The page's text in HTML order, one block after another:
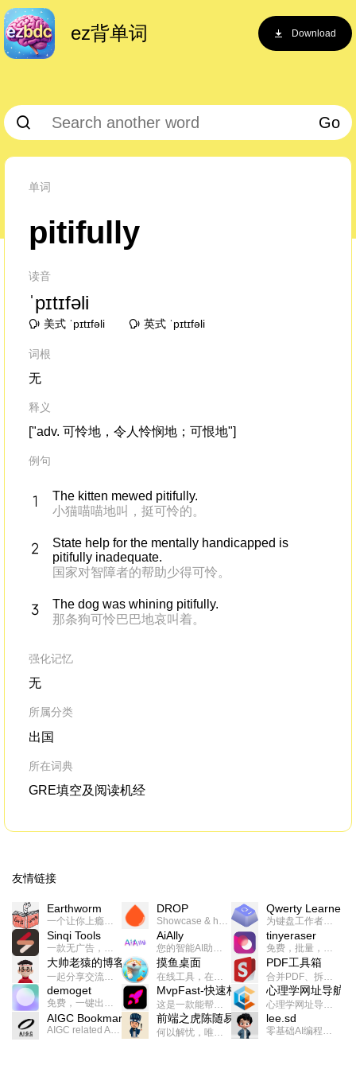
ez背单词 Download
Go
单词
pitifully
读音
ˈpɪtɪfəli
美式 ˈpɪtɪfəli 英式 ˈpɪtɪfəli
词根
无
释义
["adv. 可怜地，令人怜悯地；可恨地"]
例句
The kitten mewed pitifully.
小猫喵喵地叫，挺可怜的。
State help for the mentally handicapped is
pitifully inadequate.
国家对智障者的帮助少得可怜。
The dog was whining pitifully.
那条狗可怜巴巴地哀叫着。
强化记忆
无
所属分类
出国
所在词典
GRE填空及阅读机经
友情链接
Earthworm
一个让你上瘾的英语学习工具，使用 连词成句 、 i + 1 、 以终为始等学习理论来帮助你习得英语，通过不断的重复形成肌肉记忆，最重要的是 游戏化 的形式让学习英语从此不再痛苦
DROP
Showcase & host your work in extraordinary ways.不限速文件分享，托管，建站平台
Qwerty Learner
为键盘工作者设计的单词与肌肉记忆锻炼软件
Sinqi Tools
一款无广告，界面清爽的神奇在线小工具集合，范围包括但不限于：开发，设计，日常生活等
AiAlly
您的智能AI助手解决方案。提供24/7全天候的高效虚拟员工服务，助力个人和组织提升生产力、激发创新潜能。
tinyeraser
免费，批量，快速，一键换背景的桌面软件
大帅老猿的博客
一起分享交流生活学习，出海赚钱，编程技术，远程工作，优秀产品等相关话题。希望大家都能有所收获。
摸鱼桌面
在线工具，在线游戏，电影，小说各种有趣的资源这里都有
PDF工具箱
合并PDF、拆分PDF、旋转PDF、裁剪PDF、转换PDF、加密PDF、解密PDF、PDF加水印等多种PDF处理功能
demoget
免费，一键出成片的录屏Demo软件。支持4K导出，立即下载使用。
MvpFast-快速构建网站应用
这是一款能帮助你快速构建个人网站的应用，使用最新的前端技术栈，集成登录、鉴权、手机、邮箱、数据库、博客、文章、支付等等网站所需要的功能，你只需要花几个小时开发你的核心功能就可以上线，一次购买，永久拥有
心理学网址导航
心理学网址导航(psyhhub.org),着力打造国内心理学资源平台，是一个心理学网址资源大全，提供心理学学习,心理学考研,英语自学,计算机自学等众多学习内容。
AIGC Bookmarks
AIGC related Academy/Project bookmarks . Powered by Notion AI (Claude, ChatGPT).
前端之虎陈随易
何以解忧，唯有代码。不忘初心，方得始终。
lee.sd
零基础AI编程整活儿，跟SimbaLee用AI一起每天写点儿好玩儿的！iSay中每天还会有鲜吐槽、财经快讯、抽奖福利。喜欢就在页面“点赞”，不喜欢可以“点呸”喔！